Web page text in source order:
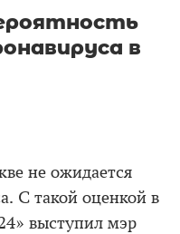
в
не ожидается
С такой оценкой в
выступил мэр